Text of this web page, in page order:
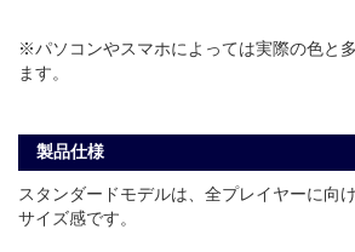
※パソコンやスマホによっては実際の色と
ます。
製品仕様
スタンダードモデルは、全プレイヤーに向
サイズ感です。